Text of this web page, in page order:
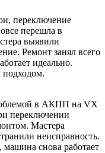
переключение
перешла в
выявили
Ремонт занял всего
идеально.
в АКПП на VX
переключении
Мастера
неисправность.
машина снова работает